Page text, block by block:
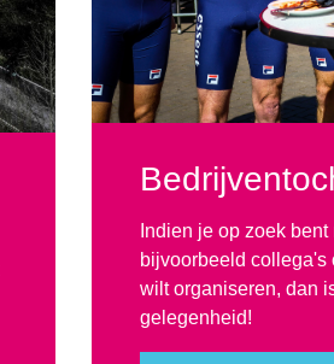
Indien je op zoek
bijvoorbeeld collega's
wilt organiseren, dan
gelegenheid!